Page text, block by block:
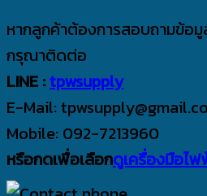
หากลูกค้าต้องการสอบถามข้อมู
กรุณาติดต่อ
LINE :tpwsupply
E-Mail:
Mobile: 092-7213960
หรือกดเพื่อเลือกดูเครื่องมือไ